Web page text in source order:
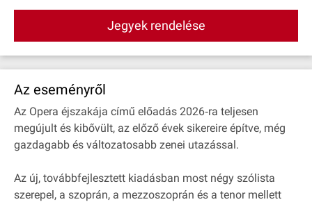
Jegyek rendelése
Az eseményről
Az Opera éjszakája című előadás 2026‐ra teljesen
megújult és kibővült, az előző évek sikereire építve, még
gazdagabb és változatosabb zenei utazással.
Az új, továbbfejlesztett kiadásban most négy szólista
szerepel, a szoprán, a mezzoszoprán és a tenor mellett